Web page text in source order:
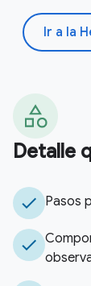
Detalle
check Pasos
check